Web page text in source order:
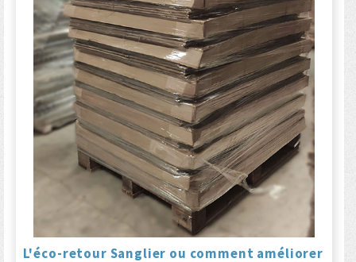
L'éco-retour Sanglier ou comment améliorer